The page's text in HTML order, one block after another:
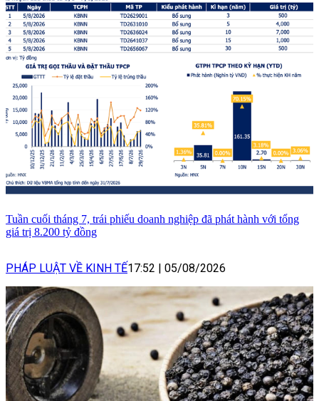
Tuần cuối tháng 7, trái phiếu doanh nghiệp đã phát hành với tổng
giá trị 8.200 tỷ đồng
PHÁP LUẬT VỀ KINH TẾ17:52 | 05/08/2026